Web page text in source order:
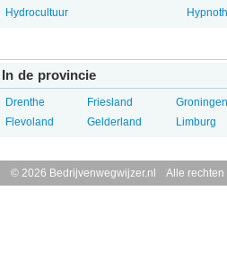
Hydrocultuur
In de provincie
Drenthe
Flevoland
Friesland
Gelderland
Groningen
Limburg
© 2026 Bedrijvenwegwijzer.nl Alle rechten